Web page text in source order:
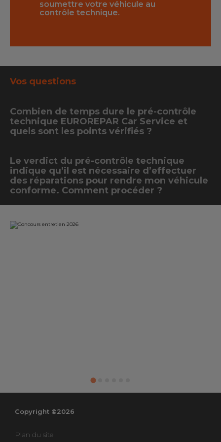
mettre en conformité votre
véhicule.
Vos questions
Combien de temps dure le pré-contrôle
technique EUROREPAR Car Service et
quels sont les points vérifiés ?
Le verdict du pré-contrôle technique
indique qu’il est nécessaire d’effectuer
des réparations pour rendre mon véhicule
conforme. Comment procéder ?
Copyright ©2026
Plan du site